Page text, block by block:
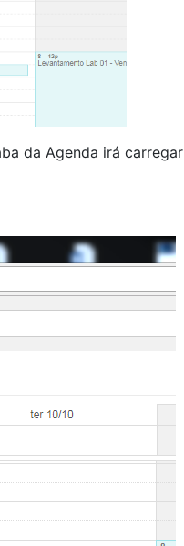
da Agenda irá carregar